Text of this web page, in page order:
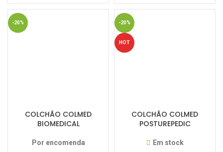
-20%
COLCHÃO COLMED
BIOMEDICAL
Por encomenda
-20%
HOT
COLCHÃO COLMED
POSTUREPEDIC
Em stock